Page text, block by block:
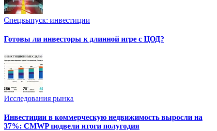
Спецвыпуск: инвестиции
Готовы ли инвесторы к длинной игре с ЦОД?
Исследования рынка
Инвестиции в коммерческую недвижимость выросли на
37%: CMWP подвели итоги полугодия